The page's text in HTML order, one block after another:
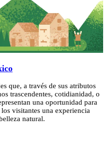
que, a través de sus atributos
trascendentes, cotidianidad, o
una oportunidad para
visitantes una experiencia
natural.